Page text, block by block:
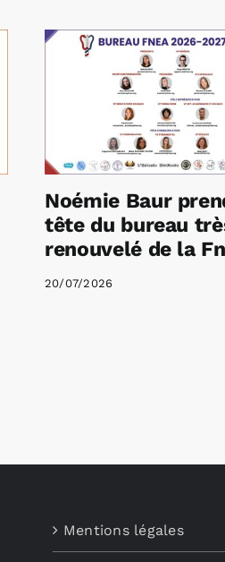
Noémie Baur
tête du bureau
renouvelé de la
20/07/2026
Mentions légales